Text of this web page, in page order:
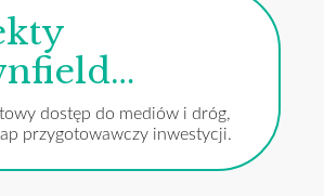
dostęp do mediów i dróg,
przygotowawczy inwestycji.